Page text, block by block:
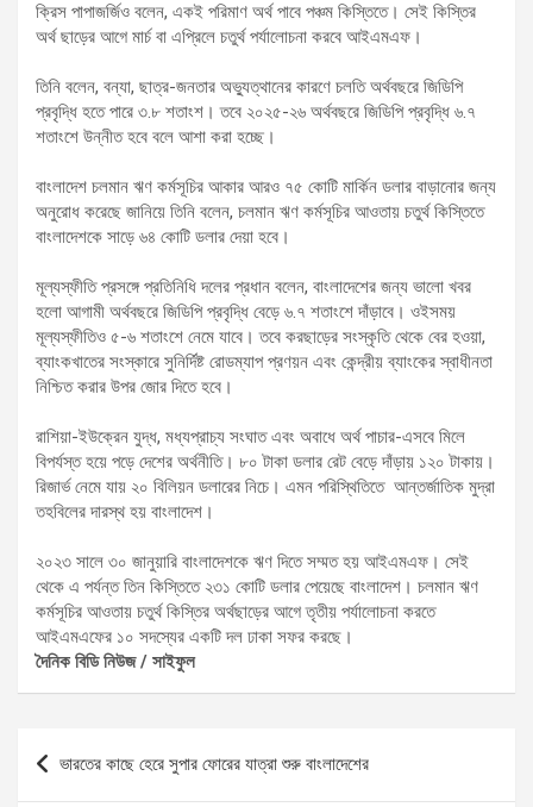
ক্রিস পাপাজর্জিও বলেন, একই পরিমাণ অর্থ পাবে পঞ্চম কিস্তিতে। সেই কিস্তির
অর্থ ছাড়ের আগে মার্চ বা এপ্রিলে চতুর্থ পর্যালোচনা করবে আইএমএফ।
তিনি বলেন, বন্যা, ছাত্র-জনতার অভ্যুত্থানের কারণে চলতি অর্থবছরে জিডিপি
প্রবৃদ্ধি হতে পারে ৩.৮ শতাংশ। তবে ২০২৫-২৬ অর্থবছরে জিডিপি প্রবৃদ্ধি ৬.৭
শতাংশে উন্নীত হবে বলে আশা করা হচ্ছে।
বাংলাদেশ চলমান ঋণ কর্মসূচির আকার আরও ৭৫ কোটি মার্কিন ডলার বাড়ানোর জন্য
অনুরোধ করেছে জানিয়ে তিনি বলেন, চলমান ঋণ কর্মসূচির আওতায় চতুর্থ কিস্তিতে
বাংলাদেশকে সাড়ে ৬৪ কোটি ডলার দেয়া হবে।
মূল্যস্ফীতি প্রসঙ্গে প্রতিনিধি দলের প্রধান বলেন, বাংলাদেশের জন্য ভালো খবর
হলো আগামী অর্থবছরে জিডিপি প্রবৃদ্ধি বেড়ে ৬.৭ শতাংশে দাঁড়াবে। ওইসময়
মূল্যস্ফীতিও ৫-৬ শতাংশে নেমে যাবে। তবে করছাড়ের সংস্কৃতি থেকে বের হওয়া,
ব্যাংকখাতের সংস্কারে সুনির্দিষ্ট রোডম্যাপ প্রণয়ন এবং কেন্দ্রীয় ব্যাংকের স্বাধীনতা
নিশ্চিত করার উপর জোর দিতে হবে।
রাশিয়া-ইউক্রেন যুদ্ধ, মধ্যপ্রাচ্য সংঘাত এবং অবাধে অর্থ পাচার-এসবে মিলে
বিপর্যস্ত হয়ে পড়ে দেশের অর্থনীতি। ৮০ টাকা ডলার রেট বেড়ে দাঁড়ায় ১২০ টাকায়।
রিজার্ভ নেমে যায় ২০ বিলিয়ন ডলারের নিচে। এমন পরিস্থিতিতে আন্তর্জাতিক মুদ্রা
তহবিলের দারস্থ হয় বাংলাদেশ।
২০২৩ সালে ৩০ জানুয়ারি বাংলাদেশকে ঋণ দিতে সম্মত হয় আইএমএফ। সেই
থেকে এ পর্যন্ত তিন কিস্তিতে ২৩১ কোটি ডলার পেয়েছে বাংলাদেশ। চলমান ঋণ
কর্মসূচির আওতায় চতুর্থ কিস্তির অর্থছাড়ের আগে তৃতীয় পর্যালোচনা করতে
আইএমএফের ১০ সদস্যের একটি দল ঢাকা সফর করছে।
দৈনিক বিডি নিউজ / সাইফুল
Post
navigation
ভারতের কাছে হেরে সুপার ফোরের যাত্রা শুরু বাংলাদেশের